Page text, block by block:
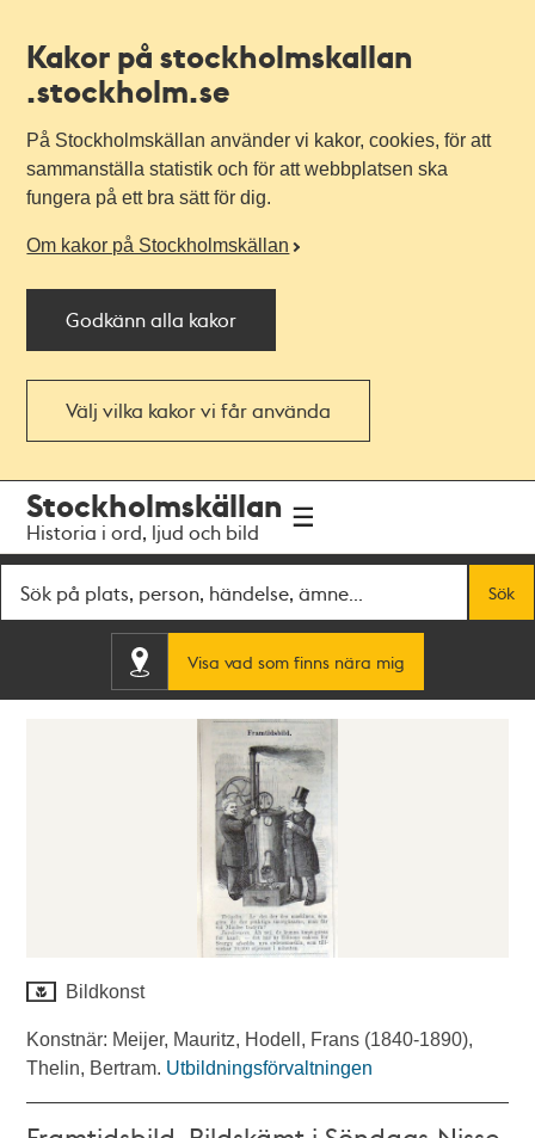
Kakor på stockholmskallan
.stockholm.se
På Stockholmskällan använder vi kakor, cookies, för att
sammanställa statistik och för att webbplatsen ska
fungera på ett bra sätt för dig.
Om kakor på Stockholmskällan
Godkänn alla kakor
Välj vilka kakor vi får använda
navigationen
huvudinnehållet
Stockholmskällan
Historia i ord, ljud och bild
Sök
Visa vad som finns nära mig
Bildkonst
Konstnär: Meijer, Mauritz, Hodell, Frans (1840-1890),
Thelin, Bertram. Utbildningsförvaltningen